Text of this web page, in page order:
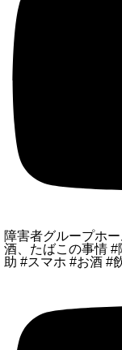
障害者グループホ
酒、たばこの事情
助 #スマホ #お酒 #